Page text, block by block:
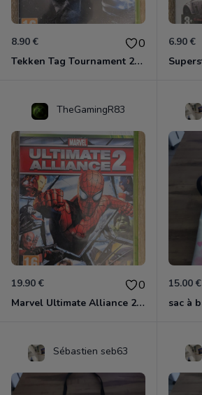
8.90 € 0
Tekken Tag Tournament 2 Xbox 360
6.90 €
TheGamingR83
19.90 € 0
Marvel Ultimate Alliance 2 Xbox 360
15.00 €
Sébastien seb63